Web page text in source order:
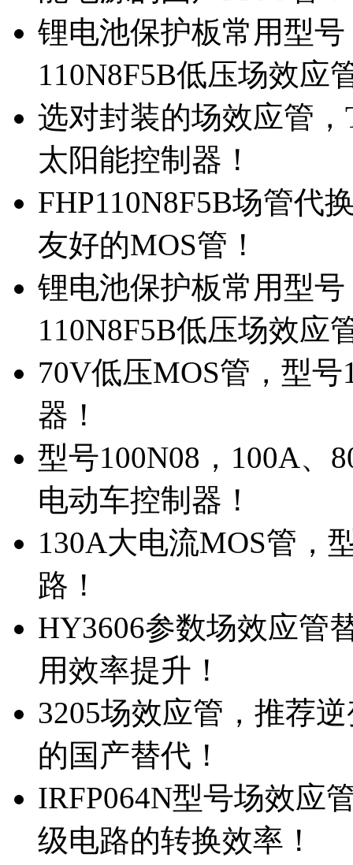
锂电池保护板常用型
110N8F5B低压场效应
选对封装的场效应管
太阳能控制器！
FHP110N8F5B场管代
友好的MOS管！
锂电池保护板常用型
110N8F5B低压场效应
70V低压MOS管，型
器！
型号100N08，100A、
电动车控制器！
130A大电流MOS管，
路！
HY3606参数场效应管
用效率提升！
3205场效应管，推荐
的国产替代！
IRFP064N型号场效应
级电路的转换效率！